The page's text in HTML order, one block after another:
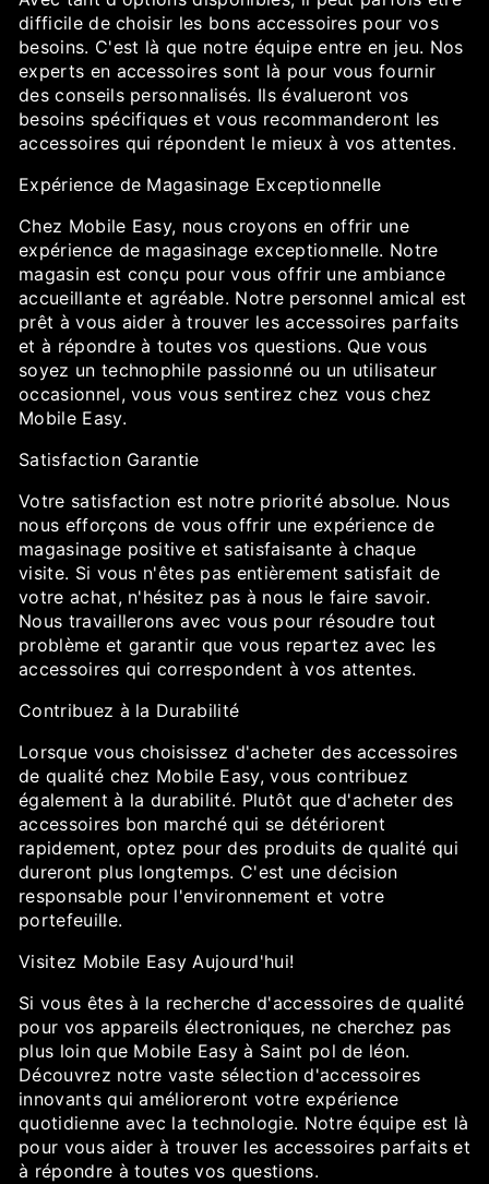
difficile de choisir les bons accessoires pour vos
besoins. C'est là que notre équipe entre en jeu. Nos
experts en accessoires sont là pour vous fournir
des conseils personnalisés. Ils évalueront vos
besoins spécifiques et vous recommanderont les
accessoires qui répondent le mieux à vos attentes.
Expérience de Magasinage Exceptionnelle
Chez Mobile Easy, nous croyons en offrir une
expérience de magasinage exceptionnelle. Notre
magasin est conçu pour vous offrir une ambiance
accueillante et agréable. Notre personnel amical est
prêt à vous aider à trouver les accessoires parfaits
et à répondre à toutes vos questions. Que vous
soyez un technophile passionné ou un utilisateur
occasionnel, vous vous sentirez chez vous chez
Mobile Easy.
Satisfaction Garantie
Votre satisfaction est notre priorité absolue. Nous
nous efforçons de vous offrir une expérience de
magasinage positive et satisfaisante à chaque
visite. Si vous n'êtes pas entièrement satisfait de
votre achat, n'hésitez pas à nous le faire savoir.
Nous travaillerons avec vous pour résoudre tout
problème et garantir que vous repartez avec les
accessoires qui correspondent à vos attentes.
Contribuez à la Durabilité
Lorsque vous choisissez d'acheter des accessoires
de qualité chez Mobile Easy, vous contribuez
également à la durabilité. Plutôt que d'acheter des
accessoires bon marché qui se détériorent
rapidement, optez pour des produits de qualité qui
dureront plus longtemps. C'est une décision
responsable pour l'environnement et votre
portefeuille.
Visitez Mobile Easy Aujourd'hui!
Si vous êtes à la recherche d'accessoires de qualité
pour vos appareils électroniques, ne cherchez pas
plus loin que Mobile Easy à Saint pol de léon.
Découvrez notre vaste sélection d'accessoires
innovants qui amélioreront votre expérience
quotidienne avec la technologie. Notre équipe est là
pour vous aider à trouver les accessoires parfaits et
à répondre à toutes vos questions.